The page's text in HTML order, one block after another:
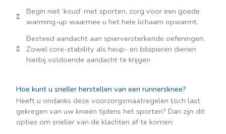
Begin niet ‘koud’ met sporten, zorg voor een goede
warming-up waarmee u het hele lichaam opwarmt.
Besteed aandacht aan spierversterkende oefeningen.
Zowel core-stability als heup- en bilspieren dienen
hierbij voldoende aandacht te krijgen
Hoe kunt u sneller herstellen van een runnersknee?
Heeft u ondanks deze voorzorgsmaatregelen toch last
gekregen van uw knieën tijdens het sporten? Dan zijn dit
opties om sneller van de klachten af te komen: